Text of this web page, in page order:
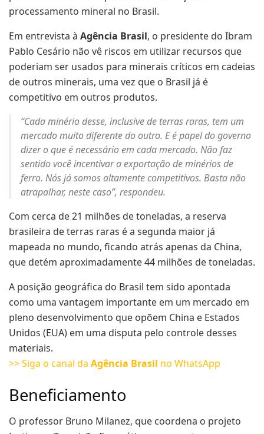
processamento mineral no Brasil.
Em entrevista à Agência Brasil, o presidente do Ibram
Pablo Cesário não vê riscos em utilizar recursos que
poderiam ser usados para minerais críticos em cadeias
de outros minerais, uma vez que o Brasil já é
competitivo em outros produtos.
“Cada minério desse, inclusive de terras raras, tem um
mercado muito diferente do outro. E é papel do governo
dizer o que é necessário em cada mercado. Não faz
sentido você incentivar a exportação de minérios de
ferro. Nós já somos altamente competitivos. Basta não
atrapalhar, neste caso”, respondeu.
Com cerca de 21 milhões de toneladas, a reserva
brasileira de terras raras é a segunda maior já
mapeada no mundo, ficando atrás apenas da China,
que detém aproximadamente 44 milhões de toneladas.
A posição geográfica do Brasil tem sido apontada
como uma vantagem importante em um mercado em
pleno desenvolvimento que opõem China e Estados
Unidos (EUA) em uma disputa pelo controle desses
materiais.
>> Siga o canal da Agência Brasil no WhatsApp
Beneficiamento
O professor Bruno Milanez, que coordena o projeto